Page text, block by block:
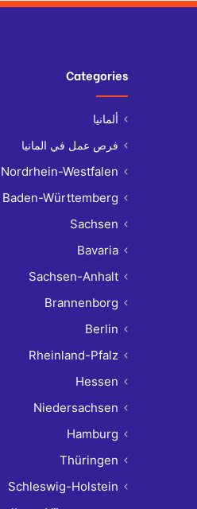
Categories
ألمانيا
فرص عمل في المانيا
Nordrhein-Westfalen
Baden-Württemberg
Sachsen
Bavaria
Sachsen-Anhalt
Brannenborg
Berlin
Rheinland-Pfalz
Hessen
Niedersachsen
Hamburg
Thüringen
Schleswig-Holstein